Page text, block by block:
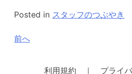
Posted in スタッフのつぶやき
投
前へ
利用規約 ｜ プライバ